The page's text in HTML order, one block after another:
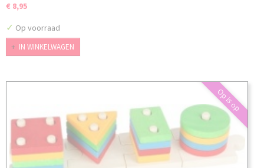
€ 8,95
✓ Op voorraad
IN WINKELWAGEN
Op is op